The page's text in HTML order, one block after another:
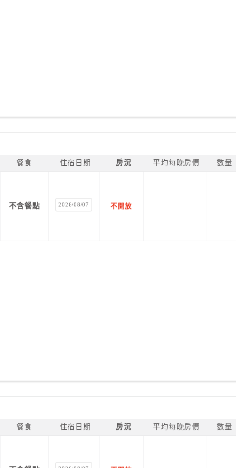
餐食 住宿日期 房況 平均每晚房價 數量
不含餐點 2026/08/07 不開放
餐食 住宿日期 房況 平均每晚房價 數量